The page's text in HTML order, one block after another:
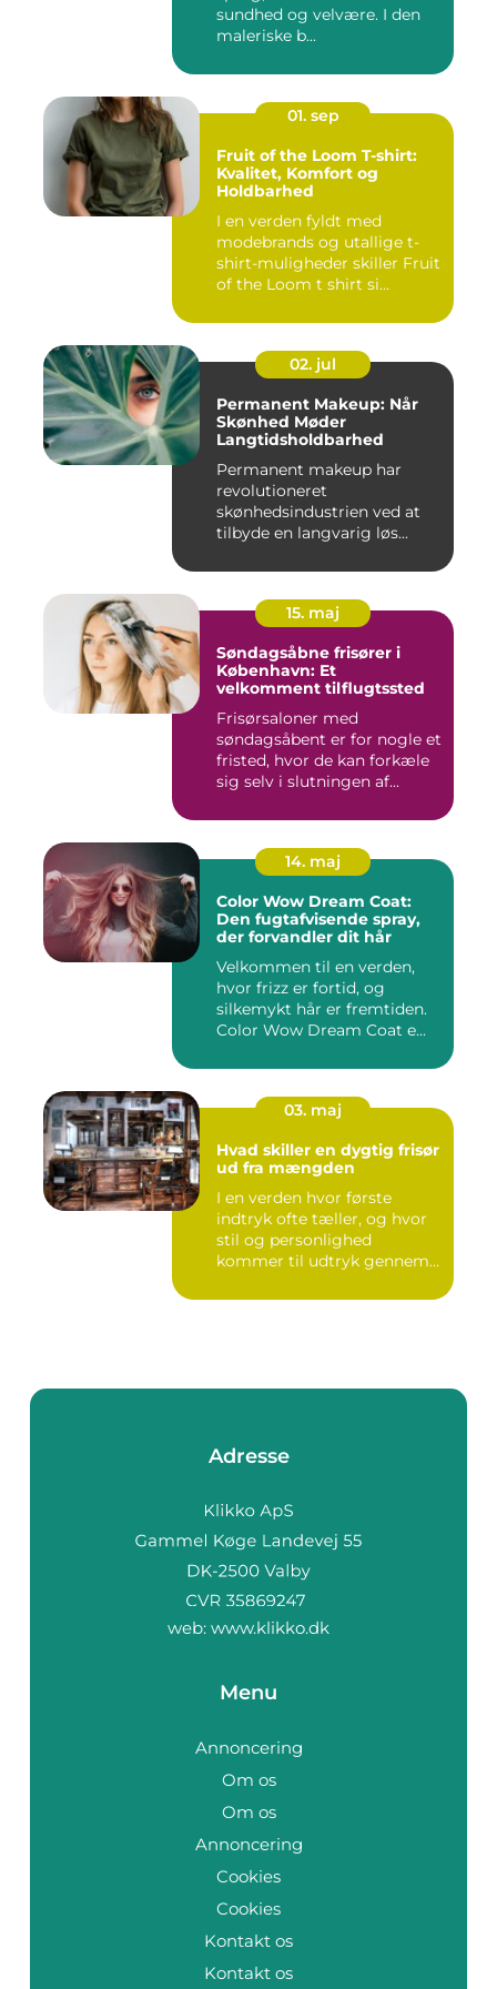
sundhed og velvære. I den
maleriske b...
01. sep
Fruit of the Loom T-shirt:
Kvalitet, Komfort og
Holdbarhed
I en verden fyldt med
modebrands og utallige t-
shirt-muligheder skiller Fruit
of the Loom t shirt si...
02. jul
Permanent Makeup: Når
Skønhed Møder
Langtidsholdbarhed
Permanent makeup har
revolutioneret
skønhedsindustrien ved at
tilbyde en langvarig løs...
15. maj
Søndagsåbne frisører i
København: Et
velkomment tilflugtssted
Frisørsaloner med
søndagsåbent er for nogle et
fristed, hvor de kan forkæle
sig selv i slutningen af...
14. maj
Color Wow Dream Coat:
Den fugtafvisende spray,
der forvandler dit hår
Velkommen til en verden,
hvor frizz er fortid, og
silkemykt hår er fremtiden.
Color Wow Dream Coat e...
03. maj
Hvad skiller en dygtig frisør
ud fra mængden
I en verden hvor første
indtryk ofte tæller, og hvor
stil og personlighed
kommer til udtryk gennem
Adresse
web: www.klikko.dk
Menu
Annoncering
Om os
Om os
Annoncering
Cookies
Cookies
Kontakt os
Kontakt os